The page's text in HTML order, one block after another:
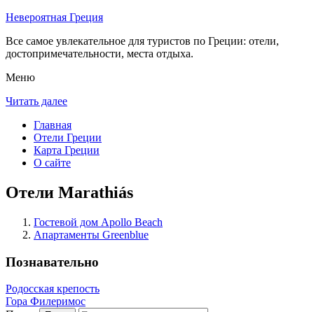
Невероятная Греция
Все самое увлекательное для туристов по Греции: отели,
достопримечательности, места отдыха.
Меню
Читать далее
Главная
Отели Греции
Карта Греции
О сайте
Отели Marathiás
Гостевой дом Apollo Beach
Апартаменты Greenblue
Познавательно
Родосская крепость
Гора Филеримос